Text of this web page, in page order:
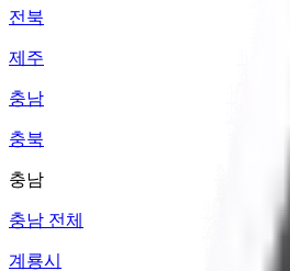
전북
제주
충남
충북
충남
충남 전체
계룡시